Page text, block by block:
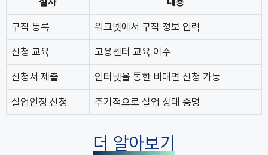
구직 등록 워크넷에서 구직 정보 입력
신청 교육 고용센터 교육 이수
신청서 제출 인터넷을 통한 비대면 신청 가능
실업인정 신청 주기적으로 실업 상태 증명
더 알아보기